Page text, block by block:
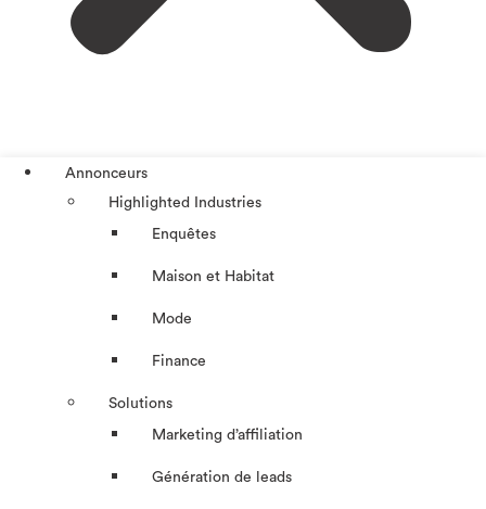
Annonceurs
Highlighted Industries
Enquêtes
Maison et Habitat
Mode
Finance
Solutions
Marketing d’affiliation
Génération de leads